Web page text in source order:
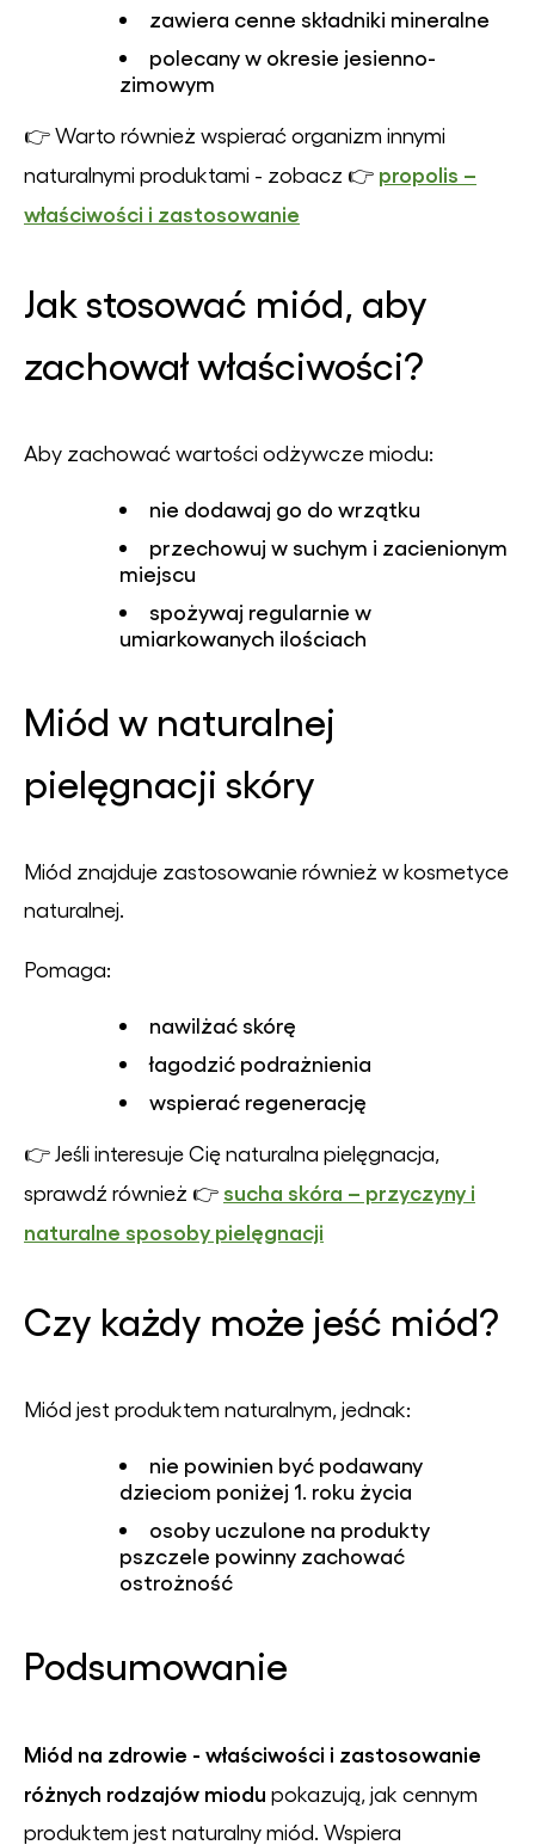
zawiera cenne składniki mineralne
polecany w okresie jesienno-
zimowym
👉 Warto również wspierać organizm innymi
naturalnymi produktami - zobacz 👉 propolis –
właściwości i zastosowanie
Jak stosować miód, aby
zachował właściwości?
Aby zachować wartości odżywcze miodu:
nie dodawaj go do wrzątku
przechowuj w suchym i zacienionym
miejscu
spożywaj regularnie w
umiarkowanych ilościach
Miód w naturalnej
pielęgnacji skóry
Miód znajduje zastosowanie również w kosmetyce
naturalnej.
Pomaga:
nawilżać skórę
łagodzić podrażnienia
wspierać regenerację
👉 Jeśli interesuje Cię naturalna pielęgnacja,
sprawdź również 👉 sucha skóra – przyczyny i
naturalne sposoby pielęgnacji
Czy każdy może jeść miód?
Miód jest produktem naturalnym, jednak:
nie powinien być podawany
dzieciom poniżej 1. roku życia
osoby uczulone na produkty
pszczele powinny zachować
ostrożność
Podsumowanie
Miód na zdrowie - właściwości i zastosowanie
różnych rodzajów miodu pokazują, jak cennym
produktem jest naturalny miód. Wspiera